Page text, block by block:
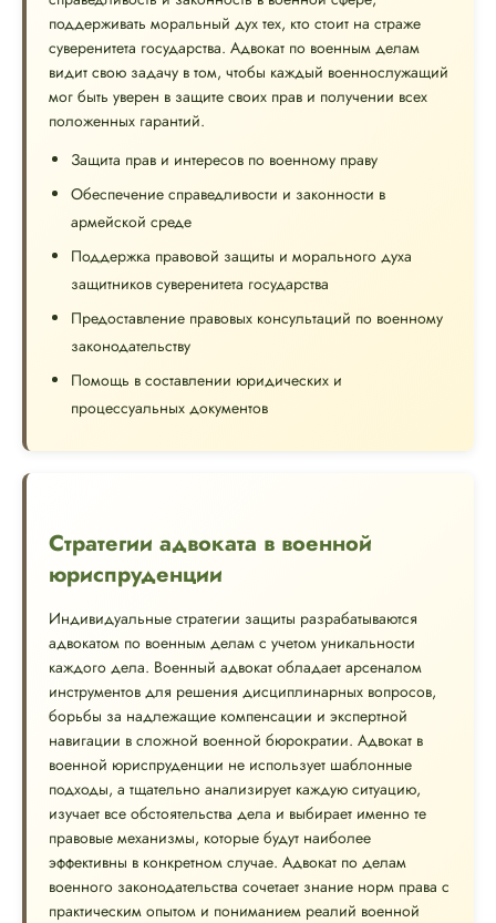
поддерживать моральный дух тех, кто стоит на страже
суверенитета государства. Адвокат по военным делам
видит свою задачу в том, чтобы каждый военнослужащий
мог быть уверен в защите своих прав и получении всех
положенных гарантий.
Защита прав и интересов по военному праву
Обеспечение справедливости и законности в
армейской среде
Поддержка правовой защиты и морального духа
защитников суверенитета государства
Предоставление правовых консультаций по военному
законодательству
Помощь в составлении юридических и
процессуальных документов
Стратегии адвоката в военной
юриспруденции
Индивидуальные стратегии защиты разрабатываются
адвокатом по военным делам с учетом уникальности
каждого дела. Военный адвокат обладает арсеналом
инструментов для решения дисциплинарных вопросов,
борьбы за надлежащие компенсации и экспертной
навигации в сложной военной бюрократии. Адвокат в
военной юриспруденции не использует шаблонные
подходы, а тщательно анализирует каждую ситуацию,
изучает все обстоятельства дела и выбирает именно те
правовые механизмы, которые будут наиболее
эффективны в конкретном случае. Адвокат по делам
военного законодательства сочетает знание норм права с
практическим опытом и пониманием реалий военной